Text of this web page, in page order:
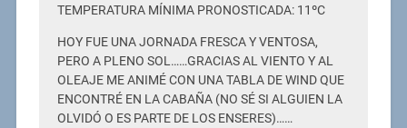
TEMPERATURA MÍNIMA PRONOSTICADA: 11ºC
HOY FUE UNA JORNADA FRESCA Y VENTOSA,
PERO A PLENO SOL……GRACIAS AL VIENTO Y AL
OLEAJE ME ANIMÉ CON UNA TABLA DE WIND QUE
ENCONTRÉ EN LA CABAÑA (NO SÉ SI ALGUIEN LA
OLVIDÓ O ES PARTE DE LOS ENSERES)……